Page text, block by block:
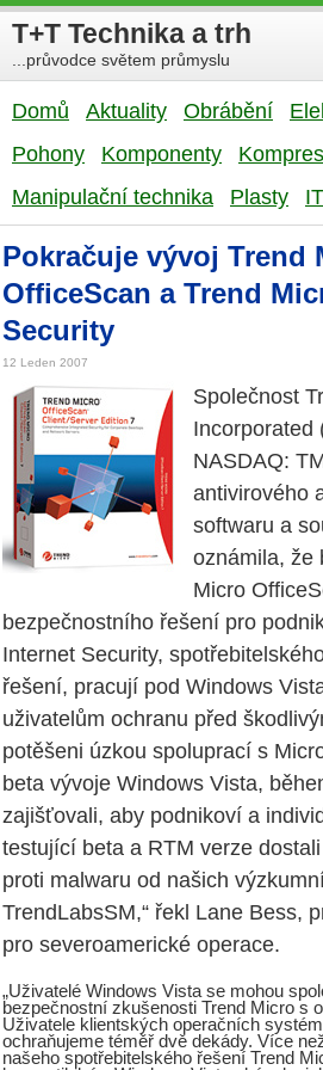
T+T Technika a trh
...průvodce světem průmyslu
Domů Aktuality Obrábění
Pohony
Komponenty
Manipulační technika
Plasty
Pokračuje vývoj Trend
OfficeScan a Trend
Security
12 Leden 2007
Společnost
Incorporated
NASDAQ:
antivirového
softwaru a
oznámila, že
Micro
bezpečnostního řešení pro
Internet Security,
řešení, pracují pod Windows
uživatelům ochranu před
potěšeni úzkou spoluprací s
beta vývoje Windows Vista,
zajišťovali, aby podnikoví a
testující beta a RTM verze
proti malwaru od našich
TrendLabsSM,“ řekl Lane Bess,
pro severoamerické operace.
„Uživatelé Windows Vista se mohou
bezpečnostní zkušenosti Trend Micro s
Uživatele klientských operačních
ochraňujeme téměř dvě dekády. Více
našeho spotřebitelského řešení Trend